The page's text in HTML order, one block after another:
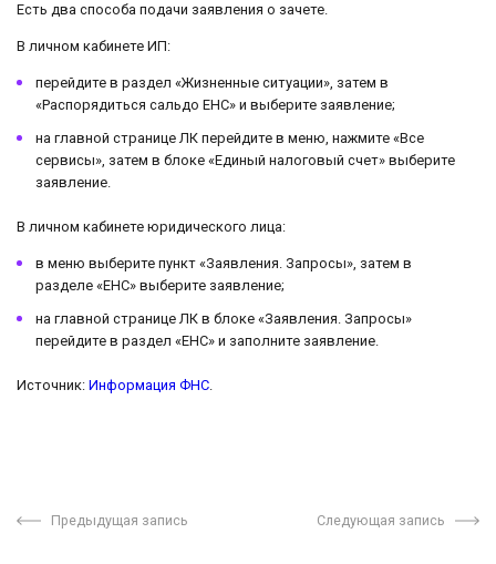
Есть два способа подачи заявления о зачете.
В личном кабинете ИП:
перейдите в раздел «Жизненные ситуации», затем в
«Распорядиться сальдо ЕНС» и выберите заявление;
на главной странице ЛК перейдите в меню, нажмите «Все
сервисы», затем в блоке «Единый налоговый счет» выберите
заявление.
В личном кабинете юридического лица:
в меню выберите пункт «Заявления. Запросы», затем в
разделе «ЕНС» выберите заявление;
на главной странице ЛК в блоке «Заявления. Запросы»
перейдите в раздел «ЕНС» и заполните заявление.
Источник: Информация ФНС
Предыдущая запись Следующая запись